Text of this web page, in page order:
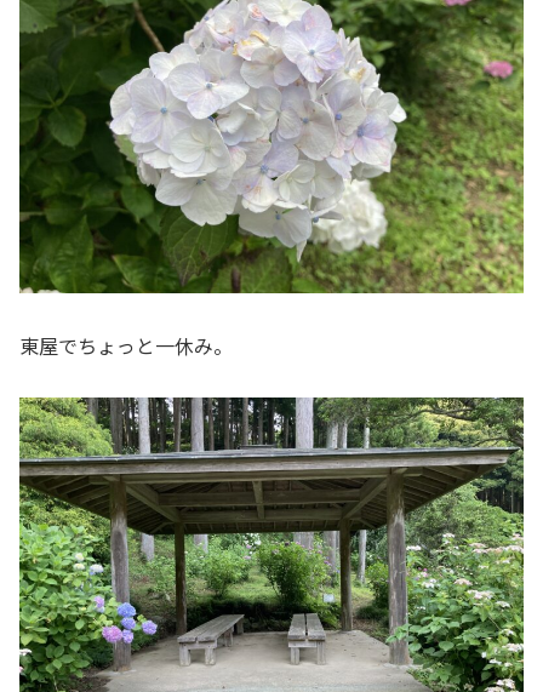
東屋でちょっと一休み。